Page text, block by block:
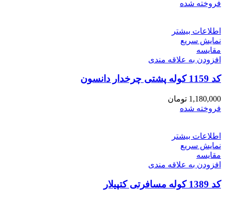
فروخته شده
اطلاعات بیشتر
نمایش سریع
مقايسه
افزودن به علاقه مندی
کد 1159 کوله پشتی چرخدار دانسون
1,180,000 تومان
فروخته شده
اطلاعات بیشتر
نمایش سریع
مقايسه
افزودن به علاقه مندی
کد 1389 کوله مسافرتی کتپیلار